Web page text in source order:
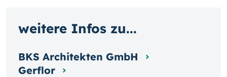
weitere Infos zu...
BKS Architekten GmbH
Gerflor